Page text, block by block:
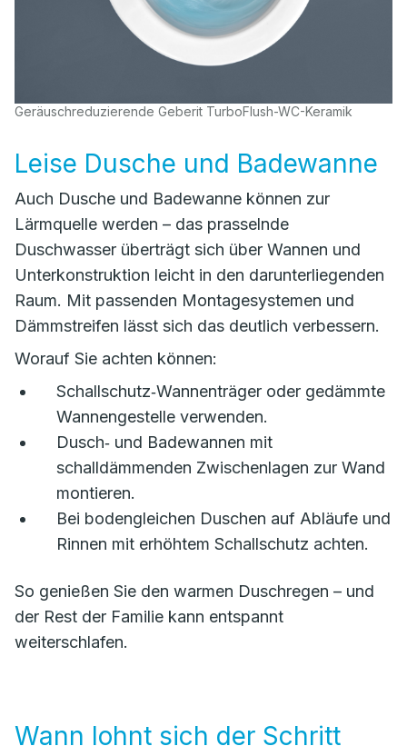
Geräuschreduzierende Geberit TurboFlush-WC-Keramik
Leise Dusche und Badewanne
Auch Dusche und Badewanne können zur
Lärmquelle werden – das prasselnde
Duschwasser überträgt sich über Wannen und
Unterkonstruktion leicht in den darunterliegenden
Raum. Mit passenden Montagesystemen und
Dämmstreifen lässt sich das deutlich verbessern.
Worauf Sie achten können:
Schallschutz‑Wannenträger oder gedämmte
Wannengestelle verwenden.
Dusch‑ und Badewannen mit
schalldämmenden Zwischenlagen zur Wand
montieren.
Bei bodengleichen Duschen auf Abläufe und
Rinnen mit erhöhtem Schallschutz achten.
So genießen Sie den warmen Duschregen – und
der Rest der Familie kann entspannt
weiterschlafen.
Wann lohnt sich der Schritt